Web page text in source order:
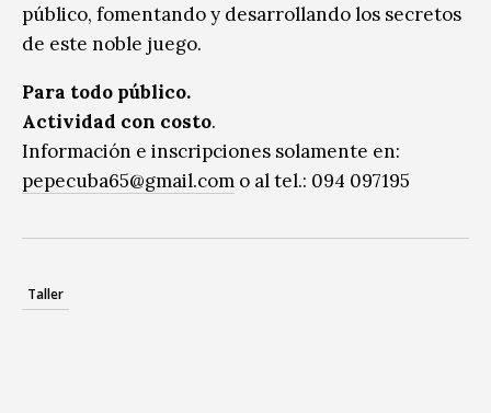
público, fomentando y desarrollando los secretos
de este noble juego.
Para todo público.
Actividad con costo.
Información e inscripciones solamente en:
pepecuba65@gmail.com o al tel.: 094 097195
Taller